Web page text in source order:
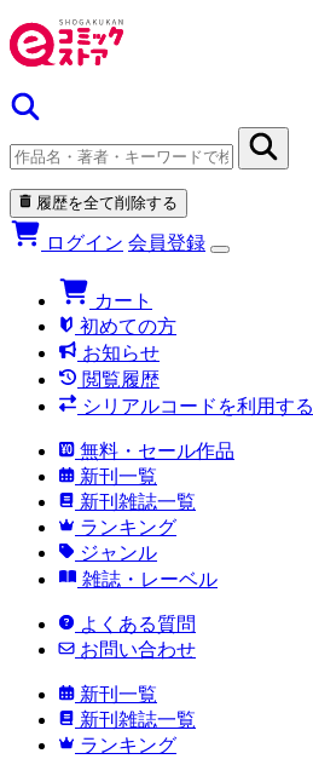
履歴を全て削除する
ログイン 会員登録
カート
初めての方
お知らせ
閲覧履歴
シリアルコードを利用する
無料・セール作品
新刊一覧
新刊雑誌一覧
ランキング
ジャンル
雑誌・レーベル
よくある質問
お問い合わせ
新刊一覧
新刊雑誌一覧
ランキング